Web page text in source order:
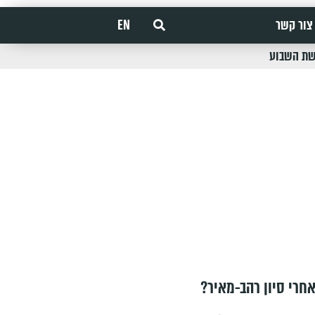
צור קשר
EN
השבוע
סיון רהב-מאיר?